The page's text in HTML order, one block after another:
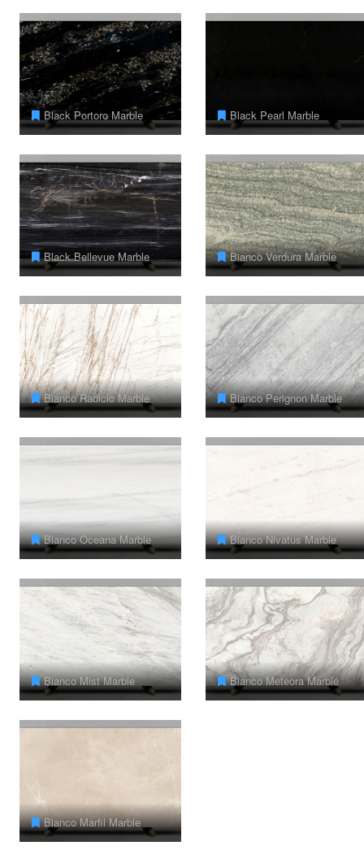
Black Portoro Marble Black Pearl Marble
Black Bellevue Marble Bianco Verdura Marble
Bianco Radicio Marble Bianco Perignon Marble
Bianco Oceana Marble Bianco Nivatus Marble
Bianco Mist Marble Bianco Meteora Marble
Bianco Marfil Marble